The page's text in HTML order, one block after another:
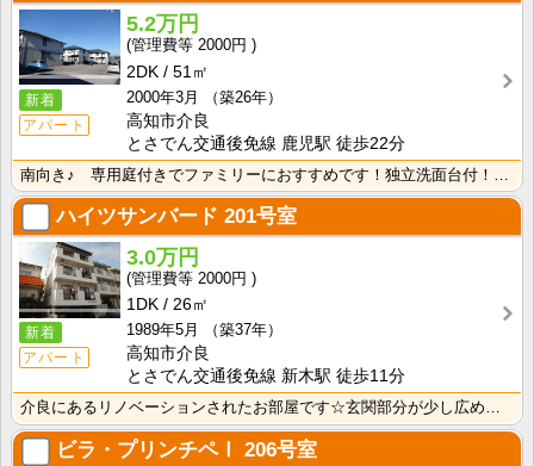
新着
アパート
5.2万円
2000円
2DK
51㎡
2000年3月
（築26年）
高知市介良
とさでん交通後免線 鹿児駅 徒歩22分
南向き♪ 専用庭付きでファミリーにおすすめです！独立洗面台付！忙しい朝の準備や寝ぐせ直し、お化粧等に･･･
ハイツサンバード 201号室
新着
アパート
3.0万円
2000円
1DK
26㎡
1989年5月
（築37年）
高知市介良
とさでん交通後免線 新木駅 徒歩11分
介良にあるリノベーションされたお部屋です☆玄関部分が少し広めです♪ 各階お部屋は２世帯ずつです！
ビラ・プリンチペⅠ 206号室